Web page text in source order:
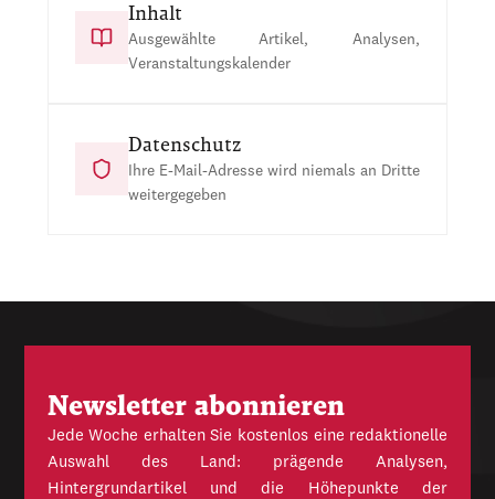
Inhalt
Ausgewählte Artikel, Analysen,
Veranstaltungskalender
Datenschutz
Ihre E-Mail-Adresse wird niemals an Dritte
weitergegeben
Newsletter abonnieren
Jede Woche erhalten Sie kostenlos eine redaktionelle
Auswahl des Land: prägende Analysen,
Hintergrundartikel und die Höhepunkte der